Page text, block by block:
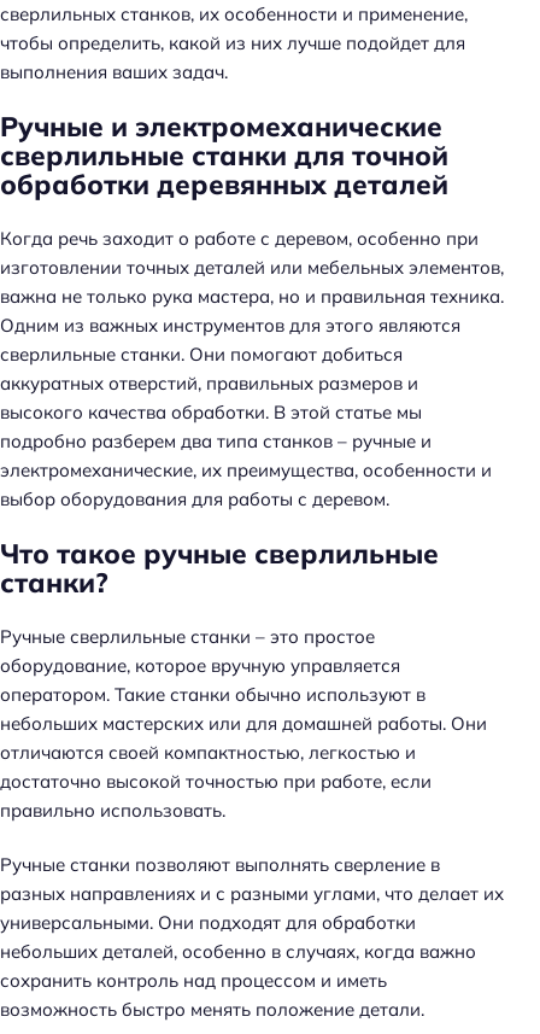
сверлильных станков, их особенности и применение,
чтобы определить, какой из них лучше подойдет для
выполнения ваших задач.
Ручные и электромеханические
сверлильные станки для точной
обработки деревянных деталей
Когда речь заходит о работе с деревом, особенно при
изготовлении точных деталей или мебельных элементов,
важна не только рука мастера, но и правильная техника.
Одним из важных инструментов для этого являются
сверлильные станки. Они помогают добиться
аккуратных отверстий, правильных размеров и
высокого качества обработки. В этой статье мы
подробно разберем два типа станков – ручные и
электромеханические, их преимущества, особенности и
выбор оборудования для работы с деревом.
Что такое ручные сверлильные
станки?
Ручные сверлильные станки – это простое
оборудование, которое вручную управляется
оператором. Такие станки обычно используют в
небольших мастерских или для домашней работы. Они
отличаются своей компактностью, легкостью и
достаточно высокой точностью при работе, если
правильно использовать.
Ручные станки позволяют выполнять сверление в
разных направлениях и с разными углами, что делает их
универсальными. Они подходят для обработки
небольших деталей, особенно в случаях, когда важно
сохранить контроль над процессом и иметь
возможность быстро менять положение детали.